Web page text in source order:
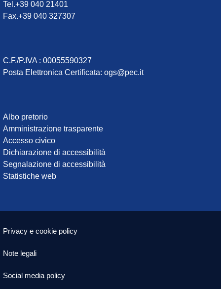
Tel.+39 040 21401
Fax.+39 040 327307
C.F./P.IVA : 00055590327
Posta Elettronica Certificata: ogs@pec.it
Institute
links
Albo pretorio
Amministrazione trasparente
Accesso civico
Dichiarazione di accessibilità
Segnalazione di accessibilità
Statistiche web
Privacy e cookie policy
Note legali
Social media policy